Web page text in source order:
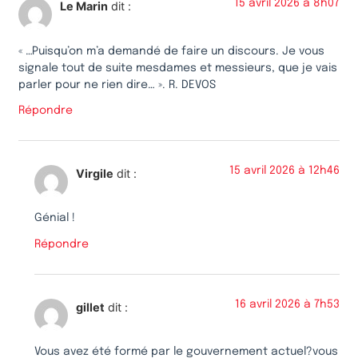
Le Marin dit : 15 avril 2026 à 8h07
« …Puisqu’on m’a demandé de faire un discours. Je vous
signale tout de suite mesdames et messieurs, que je vais
parler pour ne rien dire… ». R. DEVOS
Répondre
Virgile dit : 15 avril 2026 à 12h46
Génial !
Répondre
gillet dit : 16 avril 2026 à 7h53
Vous avez été formé par le gouvernement actuel?vous